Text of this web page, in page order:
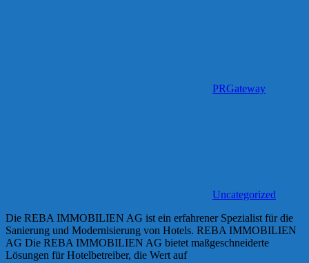
PRGateway
Uncategorized
Die REBA IMMOBILIEN AG ist ein erfahrener Spezialist für die
Sanierung und Modernisierung von Hotels. REBA IMMOBILIEN
AG Die REBA IMMOBILIEN AG bietet maßgeschneiderte
Lösungen für Hotelbetreiber, die Wert auf